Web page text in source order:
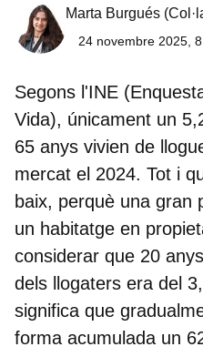
Marta Burgués
24 novembre 2025,
Segons l'INE
Vida), únicament un
65 anys vivien de
mercat el 2024. Tot i
baix, perquè una gran
un habitatge en
considerar que 20
dels llogaters era del
significa que
forma acumulada un